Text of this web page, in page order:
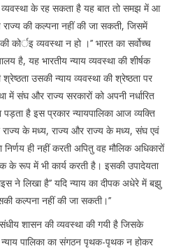
व्यवस्था के रह सकता है यह बात तो समझ में आ
की कल्पना नहीं की जा सकती, जिसमें
कोर्इ व्यवस्था न हो ।’’ भारत का सर्वोच्च
है, यह भारतीय न्याय व्यवस्था की शीर्षक
उसकी न्याय व्यवस्था की श्रेष्ठता पर
में संघ और राज्य सरकारों को अपनी नर्धारित
पड़ता है इस प्रकार न्यायपालिका आज व्यक्ति
के मध्य, राज्य और राज्य के मध्य, संघ एवं
निर्णय ही नहीं करती अपितु वह मौलिक अधिकारों
के रूप में भी कार्य करती है। इसकी उपादेयता
ने लिखा है’’ यदि न्याय का दीपक अधेरे में बझु
कल्पना नहीं की जा सकती।’’
संधीय शासन की व्यवस्था की गयी है जिसके
न्याय पालिका का संगठन पृथक-पृथक न होकर